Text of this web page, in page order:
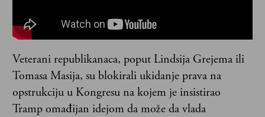
Veterani republikanaca, poput Lindsija Grejema ili
Tomasa Masija, su blokirali ukidanje prava na
opstrukciju u Kongresu na kojem je insistirao
Tramp omađijan idejom da može da vlada